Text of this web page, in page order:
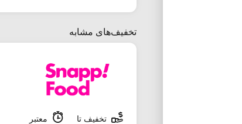
تخفیف‌های مشابه
تخفیف تا
معتبر